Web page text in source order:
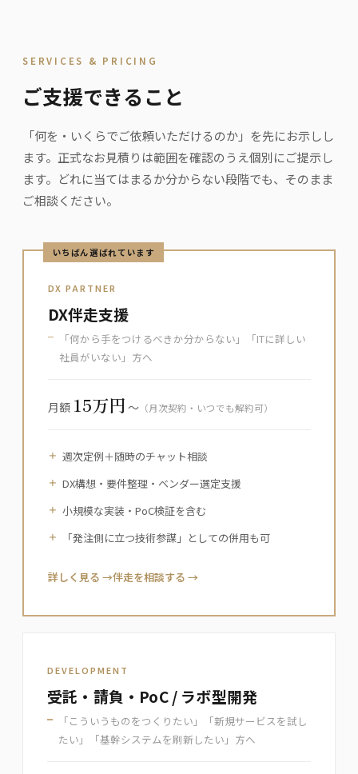
SERVICES & PRICING
ご支援できること
「何を・いくらでご依頼いただけるのか」を先にお示しし
ます。正式なお見積りは範囲を確認のうえ個別にご提示し
ます。どれに当てはまるか分からない段階でも、そのまま
ご相談ください。
DX PARTNER
DX伴走支援
「何から手をつけるべきか分からない」「ITに詳しい
社員がいない」方へ
月額 15万円 〜（月次契約・いつでも解約可）
週次定例＋随時のチャット相談
DX構想・要件整理・ベンダー選定支援
小規模な実装・PoC検証を含む
「発注側に立つ技術参謀」としての併用も可
詳しく見る →伴走を相談する →
DEVELOPMENT
受託・請負・PoC / ラボ型開発
「こういうものをつくりたい」「新規サービスを試し
たい」「基幹システムを刷新したい」方へ